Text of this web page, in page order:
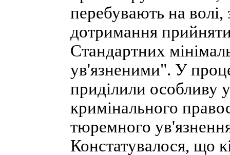
перебувають на
дотримання
Стандартних
ув'язненими". У
приділили особливу
кримінального
тюремного
Констатувалося, що